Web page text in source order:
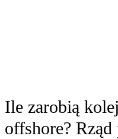
Ile zarobią
offshore? Rząd